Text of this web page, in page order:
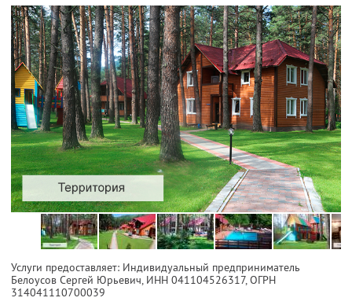
Услуги предоставляет: Индивидуальный предприниматель
Белоусов Сергей Юрьевич, ИНН 041104526317, ОГРН
314041110700039